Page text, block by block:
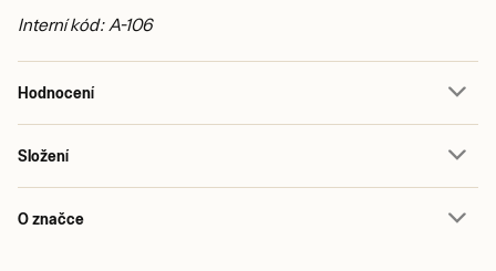
Interní kód: A-106
Hodnocení
Složení
O značce